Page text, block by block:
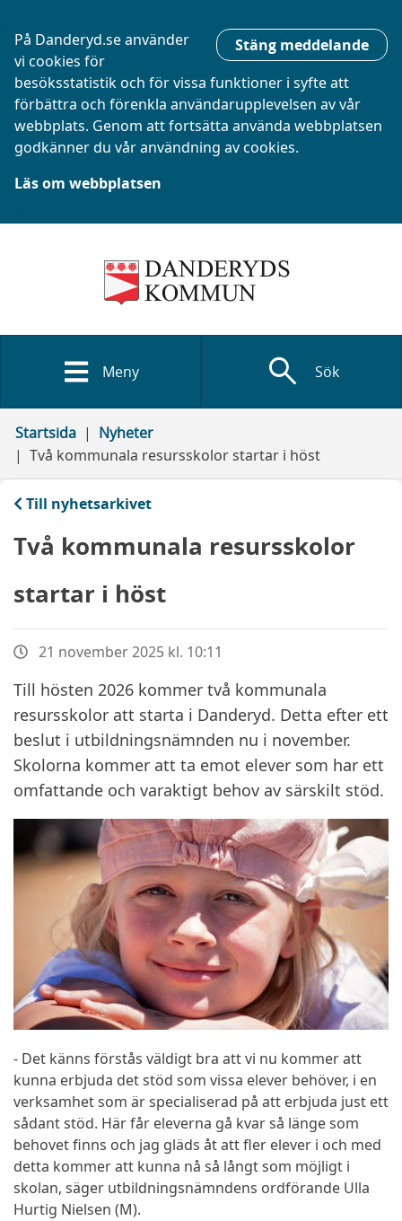
Stäng meddelande
På Danderyd.se använder
vi cookies för
besöksstatistik och för vissa funktioner i syfte att
förbättra och förenkla användarupplevelsen av vår
webbplats. Genom att fortsätta använda webbplatsen
godkänner du vår användning av cookies.
Läs om webbplatsen
Meny search Sök
Startsida
Nyheter
Två kommunala resursskolor startar i höst
Till nyhetsarkivet
Två kommunala resursskolor
startar i höst
21 november 2025 kl. 10:11
Till hösten 2026 kommer två kommunala
resursskolor att starta i Danderyd. Detta efter ett
beslut i utbildningsnämnden nu i november.
Skolorna kommer att ta emot elever som har ett
omfattande och varaktigt behov av särskilt stöd.
- Det känns förstås väldigt bra att vi nu kommer att
kunna erbjuda det stöd som vissa elever behöver, i en
verksamhet som är specialiserad på att erbjuda just ett
sådant stöd. Här får eleverna gå kvar så länge som
behovet finns och jag gläds åt att fler elever i och med
detta kommer att kunna nå så långt som möjligt i
skolan, säger utbildningsnämndens ordförande Ulla
Hurtig Nielsen (M).